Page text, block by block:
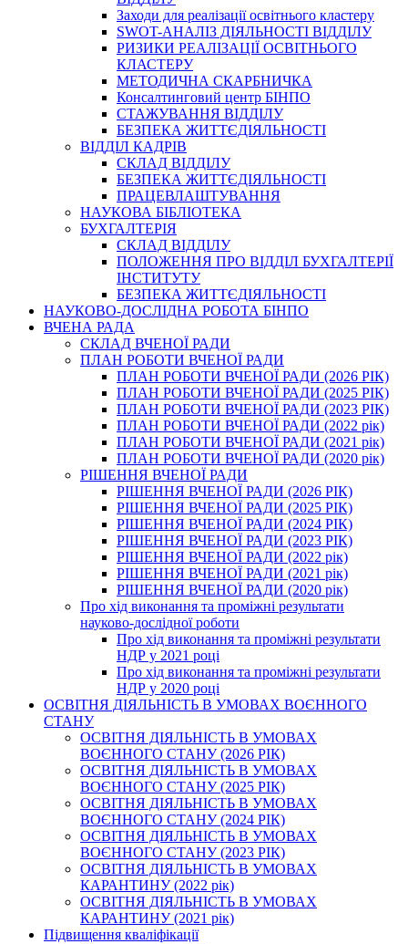
Заходи для реалізації освітнього кластеру
SWOT-АНАЛІЗ ДІЯЛЬНОСТІ ВІДДІЛУ
РИЗИКИ РЕАЛІЗАЦІЇ ОСВІТНЬОГО
КЛАСТЕРУ
МЕТОДИЧНА СКАРБНИЧКА
Консалтинговий центр БІНПО
СТАЖУВАННЯ ВІДДІЛУ
БЕЗПЕКА ЖИТТЄДІЯЛЬНОСТІ
ВІДДІЛ КАДРІВ
СКЛАД ВІДДІЛУ
БЕЗПЕКА ЖИТТЄДІЯЛЬНОСТІ
ПРАЦЕВЛАШТУВАННЯ
НАУКОВА БІБЛІОТЕКА
БУХГАЛТЕРІЯ
СКЛАД ВІДДІЛУ
ПОЛОЖЕННЯ ПРО ВІДДІЛ БУХГАЛТЕРІЇ
ІНСТИТУТУ
БЕЗПЕКА ЖИТТЄДІЯЛЬНОСТІ
НАУКОВО-ДОСЛІДНА РОБОТА БІНПО
ВЧЕНА РАДА
СКЛАД ВЧЕНОЇ РАДИ
ПЛАН РОБОТИ ВЧЕНОЇ РАДИ
ПЛАН РОБОТИ ВЧЕНОЇ РАДИ (2026 РІК)
ПЛАН РОБОТИ ВЧЕНОЇ РАДИ (2025 РІК)
ПЛАН РОБОТИ ВЧЕНОЇ РАДИ (2023 РІК)
ПЛАН РОБОТИ ВЧЕНОЇ РАДИ (2022 рік)
ПЛАН РОБОТИ ВЧЕНОЇ РАДИ (2021 рік)
ПЛАН РОБОТИ ВЧЕНОЇ РАДИ (2020 рік)
РІШЕННЯ ВЧЕНОЇ РАДИ
РІШЕННЯ ВЧЕНОЇ РАДИ (2026 РІК)
РІШЕННЯ ВЧЕНОЇ РАДИ (2025 РІК)
РІШЕННЯ ВЧЕНОЇ РАДИ (2024 РІК)
РІШЕННЯ ВЧЕНОЇ РАДИ (2023 РІК)
РІШЕННЯ ВЧЕНОЇ РАДИ (2022 рік)
РІШЕННЯ ВЧЕНОЇ РАДИ (2021 рік)
РІШЕННЯ ВЧЕНОЇ РАДИ (2020 рік)
Про хід виконання та проміжні результати
науково-дослідної роботи
Про хід виконання та проміжні результати
НДР у 2021 році
Про хід виконання та проміжні результати
НДР у 2020 році
ОСВІТНЯ ДІЯЛЬНІСТЬ В УМОВАХ ВОЄННОГО
СТАНУ
ОСВІТНЯ ДІЯЛЬНІСТЬ В УМОВАХ
ВОЄННОГО СТАНУ (2026 РІК)
ОСВІТНЯ ДІЯЛЬНІСТЬ В УМОВАХ
ВОЄННОГО СТАНУ (2025 РІК)
ОСВІТНЯ ДІЯЛЬНІСТЬ В УМОВАХ
ВОЄННОГО СТАНУ (2024 РІК)
ОСВІТНЯ ДІЯЛЬНІСТЬ В УМОВАХ
ВОЄННОГО СТАНУ (2023 РІК)
ОСВІТНЯ ДІЯЛЬНІСТЬ В УМОВАХ
КАРАНТИНУ (2022 рік)
ОСВІТНЯ ДІЯЛЬНІСТЬ В УМОВАХ
КАРАНТИНУ (2021 рік)
Підвищення кваліфікації